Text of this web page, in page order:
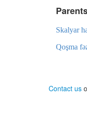
Skalyar
Qoşma
Contact us